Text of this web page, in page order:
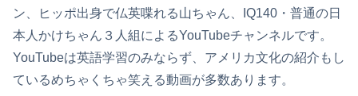
ン、ヒッポ出身で仏英喋れる山ちゃん、IQ140・普通の日
本人かけちゃん３人組によるYouTubeチャンネルです。
YouTubeは英語学習のみならず、アメリカ文化の紹介もし
ているめちゃくちゃ笑える動画が多数あります。